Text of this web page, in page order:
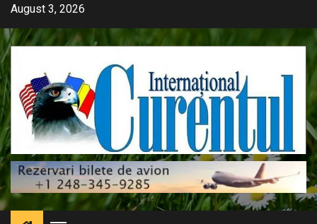
Skip
content
August 3, 2026